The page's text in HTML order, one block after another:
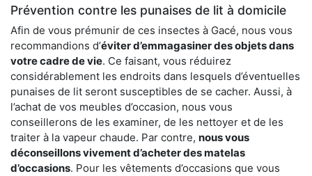
Prévention contre les punaises de lit à domicile
Afin de vous prémunir de ces insectes à Gacé, nous vous
recommandions d’éviter d’emmagasiner des objets dans
votre cadre de vie. Ce faisant, vous réduirez
considérablement les endroits dans lesquels d’éventuelles
punaises de lit seront susceptibles de se cacher. Aussi, à
l’achat de vos meubles d’occasion, nous vous
conseillerons de les examiner, de les nettoyer et de les
traiter à la vapeur chaude. Par contre, nous vous
déconseillons vivement d’acheter des matelas
d’occasions. Pour les vêtements d’occasions que vous